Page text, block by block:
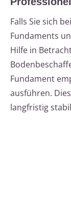
Falls Sie sich
Fundaments
Hilfe in
Fundament
ausführen.
langfristig